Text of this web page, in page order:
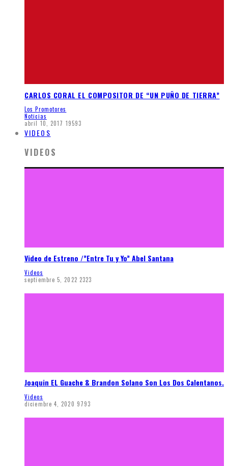
CARLOS CORAL EL COMPOSITOR DE “UN PUÑO DE TIERRA”
Los Promotores
Noticias
abril 10, 2017 19593
VIDEOS
VIDEOS
Video de Estreno /”Entre Tu y Yo” Abel Santana
Videos
septiembre 5, 2022 2323
Joaquin EL Guache & Brandon Solano Son Los Dos Calentanos.
Videos
diciembre 4, 2020 9793